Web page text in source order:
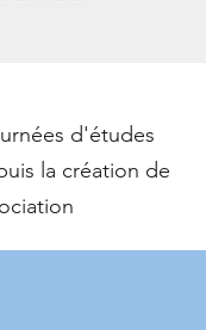
d'études
la création de